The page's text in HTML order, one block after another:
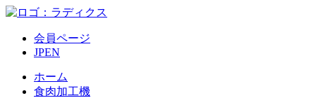
会員ページ
JPEN
ホーム
食肉加工機